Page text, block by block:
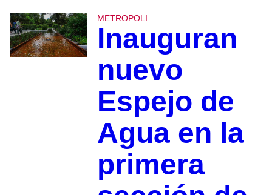
METROPOLI
Inauguran
nuevo
Espejo de
Agua en la
primera